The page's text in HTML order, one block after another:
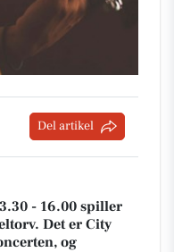
Del artikel
- 16.00 spiller
Det er City
og